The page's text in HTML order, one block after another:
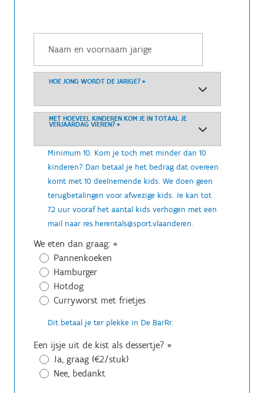
HOE JONG WORDT DE JARIGE? *
MET HOEVEEL KINDEREN KOM JE IN TOTAAL JE
VERJAARDAG VIEREN? *
Minimum 10. Kom je toch met minder dan 10
kinderen? Dan betaal je het bedrag dat overeen
komt met 10 deelnemende kids. We doen geen
terugbetalingen voor afwezige kids. Je kan tot
72 uur vooraf het aantal kids verhogen met een
mail naar res.herentals@sport.vlaanderen.
We eten dan graag: *
Pannenkoeken
Hamburger
Hotdog
Curryworst met frietjes
Dit betaal je ter plekke in De BarRr.
Een ijsje uit de kist als dessertje? *
Ja, graag (€2/stuk)
Nee, bedankt